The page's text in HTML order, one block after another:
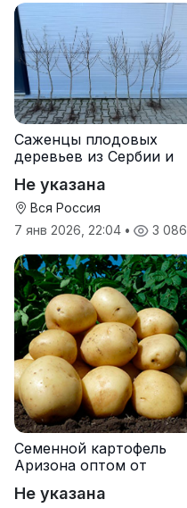
Саженцы плодовых
деревьев из Сербии и
Не указана
Вся Россия
7 янв 2026, 22:04 • 3 086
Семенной картофель
Аризона оптом от
Не указана